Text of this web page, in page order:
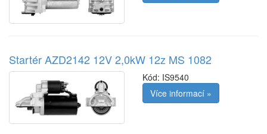
Startér AZD2142 12V 2,0kW 12z MS 1082
Kód: IS9540
Více informací »